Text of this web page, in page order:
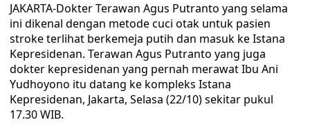
JAKARTA-Dokter Terawan Agus Putranto yang selama
ini dikenal dengan metode cuci otak untuk pasien
stroke terlihat berkemeja putih dan masuk ke Istana
Kepresidenan. Terawan Agus Putranto yang juga
dokter kepresidenan yang pernah merawat Ibu Ani
Yudhoyono itu datang ke kompleks Istana
Kepresidenan, Jakarta, Selasa (22/10) sekitar pukul
17.30 WIB.